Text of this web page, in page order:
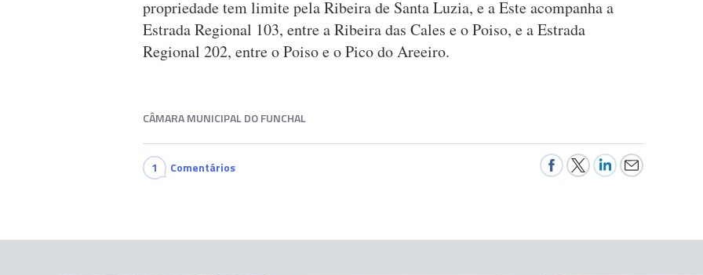
propriedade tem limite pela Ribeira de Santa Luzia, e a Este acompanha a
Estrada Regional 103, entre a Ribeira das Cales e o Poiso, e a Estrada
Regional 202, entre o Poiso e o Pico do Areeiro.
CÂMARA MUNICIPAL DO FUNCHAL
1 Comentários